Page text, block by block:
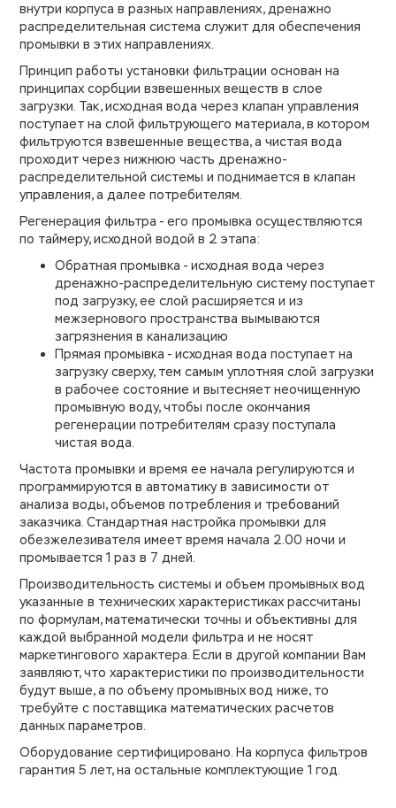
внутри корпуса в разных направлениях, дренажно
распределительная система служит для обеспечения
промывки в этих направлениях.
Принцип работы установки фильтрации основан на
принципах сорбции взвешенных веществ в слое
загрузки. Так, исходная вода через клапан управления
поступает на слой фильтрующего материала, в котором
фильтруются взвешенные вещества, а чистая вода
проходит через нижнюю часть дренажно-
распределительной системы и поднимается в клапан
управления, а далее потребителям.
Регенерация фильтра - его промывка осуществляются
по таймеру, исходной водой в 2 этапа:
Обратная промывка - исходная вода через
дренажно-распределительную систему поступает
под загрузку, ее слой расширяется и из
межзернового пространства вымываются
загрязнения в канализацию
Прямая промывка - исходная вода поступает на
загрузку сверху, тем самым уплотняя слой загрузки
в рабочее состояние и вытесняет неочищенную
промывную воду, чтобы после окончания
регенерации потребителям сразу поступала
чистая вода.
Частота промывки и время ее начала регулируются и
программируются в автоматику в зависимости от
анализа воды, объемов потребления и требований
заказчика. Стандартная настройка промывки для
обезжелезивателя имеет время начала 2.00 ночи и
промывается 1 раз в 7 дней.
Производительность системы и объем промывных вод
указанные в технических характеристиках рассчитаны
по формулам, математически точны и объективны для
каждой выбранной модели фильтра и не носят
маркетингового характера. Если в другой компании Вам
заявляют, что характеристики по производительности
будут выше, а по объему промывных вод ниже, то
требуйте с поставщика математических расчетов
данных параметров.
Оборудование сертифицировано. На корпуса фильтров
гарантия 5 лет, на остальные комплектующие 1 год.